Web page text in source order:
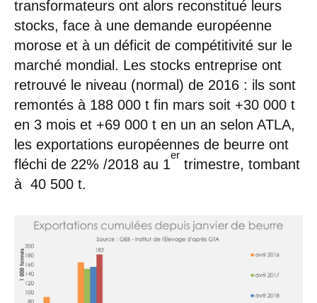
transformateurs ont alors reconstitué leurs
stocks, face à une demande européenne
morose et à un déficit de compétitivité sur le
marché mondial. Les stocks entreprise ont
retrouvé le niveau (normal) de 2016 : ils sont
remontés à 188 000 t fin mars soit +30 000 t
en 3 mois et +69 000 t en un an selon ATLA,
les exportations européennes de beurre ont
fléchi de 22% /2018 au 1
er
trimestre, tombant
à 40 500 t.